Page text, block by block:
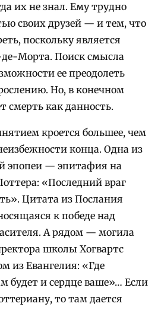
их не знал. Ему трудно
своих друзей — и тем, что
поскольку является
Морта. Поиск смысла
ее преодолеть
Но, в конечном
смерть как данность.
кроется большее, чем
конца. Одна из
эпопеи — эпитафия на
«Последний враг
Цитата из Послания
к победе над
А рядом — могила
школы Хогвартс
из Евангелия: «Где
будет и сердце ваше»… Если
то там дается